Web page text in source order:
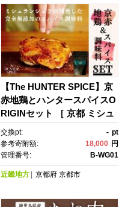
【The HUNTER SPICE】京
赤地鶏とハンタースパイスO
RIGINセット ［ 京都 ミシュ
ラン スパイス 人気 おすす
め グルメ バーベキュー キャ
ンプ飯 キャンプ キャンプ用
料 通販 お取り寄せ ふるさと
交換pt: - pt
参考寄附額:
18,000 円
管理番号:
B-WG01
近畿地方 京都府 京都市